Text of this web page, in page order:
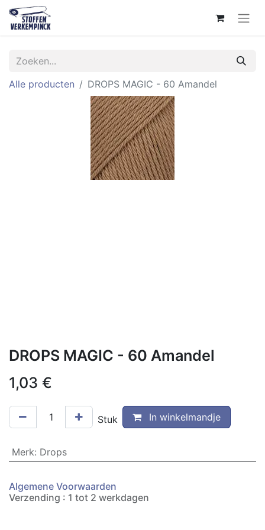
Alle producten DROPS MAGIC - 60 Amandel
DROPS MAGIC - 60 Amandel
1,03 €
Stuk In winkelmandje
Merk: Drops
Algemene Voorwaarden
Verzending : 1 tot 2 werkdagen